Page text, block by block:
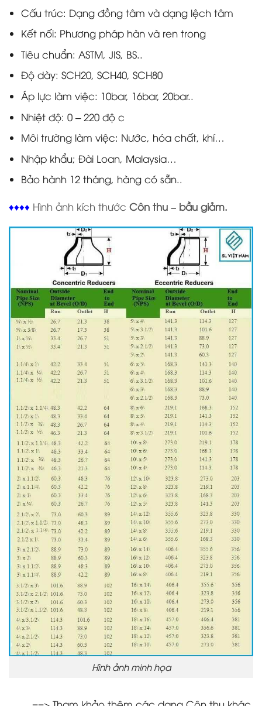
Cấu trúc: Dạng đồng tâm và dạng lệch tâm
Kết nối: Phương pháp hàn và ren trong
Tiêu chuẩn: ASTM, JIS, BS..
Độ dày: SCH20, SCH40, SCH80
Áp lực làm việc: 10bar, 16bar, 20bar..
Nhiệt độ: 0 – 220 độ c
Môi trường làm việc: Nước, hóa chất, khí…
Nhập khẩu; Đài Loan, Malaysia…
Bảo hành 12 tháng, hàng có sẵn..
♦♦♦♦ Hình ảnh kích thước Côn thu – bầu giảm.
Hình ảnh minh họa